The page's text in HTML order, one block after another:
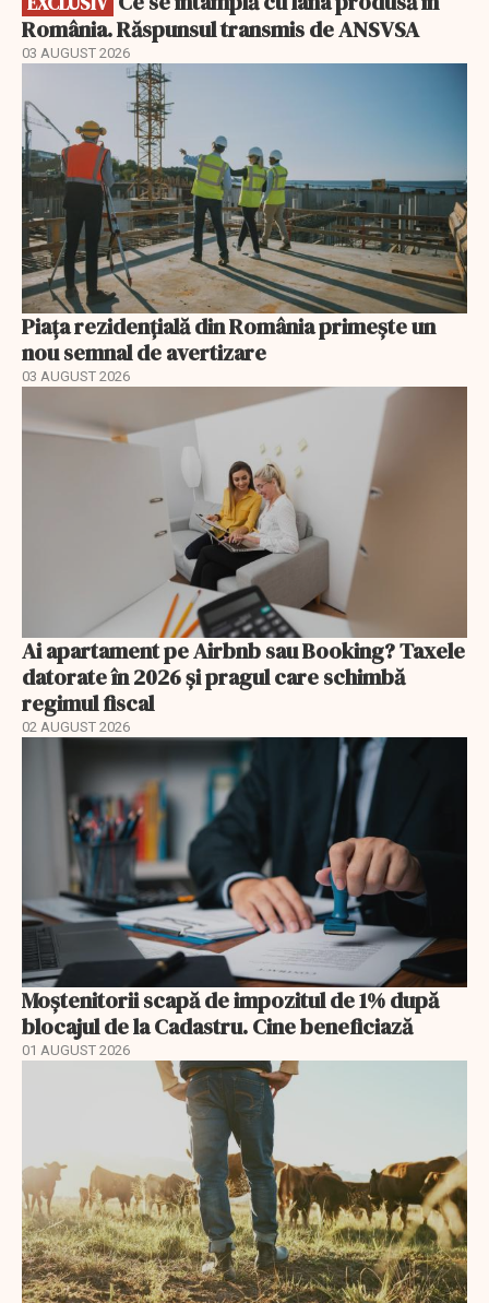
România. Răspunsul transmis de ANSVSA
03 AUGUST 2026
Piața rezidențială din România primește un
nou semnal de avertizare
03 AUGUST 2026
Ai apartament pe Airbnb sau Booking? Taxele
datorate în 2026 și pragul care schimbă
regimul fiscal
02 AUGUST 2026
Moștenitorii scapă de impozitul de 1% după
blocajul de la Cadastru. Cine beneficiază
01 AUGUST 2026